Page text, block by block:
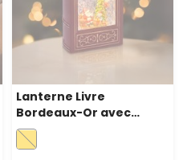
Lanterne Livre
Bordeaux-Or avec
paillettes scintillantes,
h. 23 cm, LED blanc